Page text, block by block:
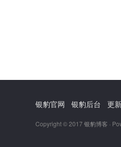
银豹官网 银豹后台 更
Copyright © 2017 银豹博客 ·